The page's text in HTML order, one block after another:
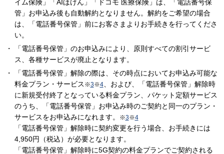
イム保険」「AIほけん」「ドコモ 医療保険」は、「電話番号保
管」お申込み後も自動解約となりません。解約をご希望の場合
は、「電話番号保管」前にお客さまよりお手続きを行ってくださ
い。
「電話番号保管」のお申込みにより、原則すべての割引サービ
ス、各種サービスが廃止となります。
「電話番号保管」解除の際は、その時点においてお申込み可能な
料金プラン・サービス ※3※4、および、「電話番号保管」解除時
に新規受付終了となっている料金プラン、パケット定額サービス
のうち、「電話番号保管」お申込み時のご契約と同一のプラン・
サービスをお申込みになれます。
※3※4
「電話番号保管」解除時に契約変更を行う場合、お手続きには
4,950円（税込）が必要となります。
「電話番号保管」解除時に5G契約の料金プランでご契約される